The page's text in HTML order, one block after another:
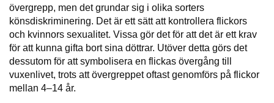
övergrepp, men det grundar sig i olika sorters
könsdiskriminering. Det är ett sätt att kontrollera flickors
och kvinnors sexualitet. Vissa gör det för att det är ett krav
för att kunna gifta bort sina döttrar. Utöver detta görs det
dessutom för att symbolisera en flickas övergång till
vuxenlivet, trots att övergreppet oftast genomförs på flickor
mellan 4–14 år.